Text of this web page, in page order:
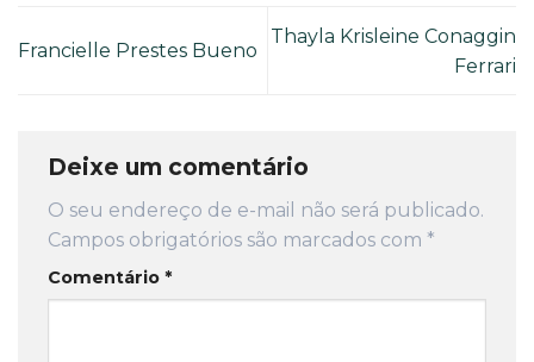
Francielle Prestes Bueno
Thayla Krisleine Conaggin
Ferrari
Deixe um comentário
O seu endereço de e-mail não será publicado.
Campos obrigatórios são marcados com *
Comentário *